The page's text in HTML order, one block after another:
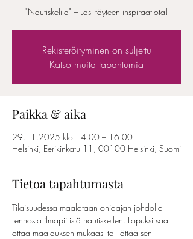
"Nautiskelija" – Lasi täyteen inspiraatiota!
Rekisteröityminen on suljettu
Katso muita tapahtumia
Paikka & aika
29.11.2025 klo 14.00 – 16.00
Helsinki, Eerikinkatu 11, 00100 Helsinki, Suomi
Tietoa tapahtumasta
Tilaisuudessa maalataan ohjaajan johdolla
rennosta ilmapiiristä nautiskellen. Lopuksi saat
ottaa maalauksen mukaasi tai jättää sen